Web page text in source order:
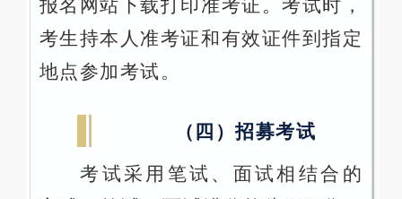
报名网站下载打印准考证。考试时，
考生持本人准考证和有效证件到指定
地点参加考试。
（四）招募考试
考试采用笔试、面试相结合的